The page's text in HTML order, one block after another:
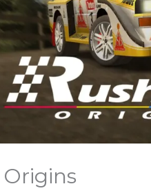
Origins